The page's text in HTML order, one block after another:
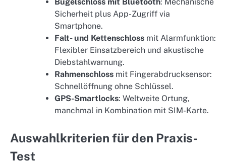
Bügelschloss mit Bluetooth: Mechanische
Sicherheit plus App-Zugriff via
Smartphone.
Falt- und Kettenschloss mit Alarmfunktion:
Flexibler Einsatzbereich und akustische
Diebstahlwarnung.
Rahmenschloss mit Fingerabdrucksensor:
Schnellöffnung ohne Schlüssel.
GPS-Smartlocks: Weltweite Ortung,
manchmal in Kombination mit SIM-Karte.
Auswahlkriterien für den Praxis-
Test